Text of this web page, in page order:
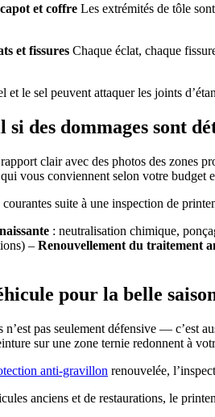
et coffre Les extrémités de tôle
et fissures Chaque éclat, chaque
et le sel peuvent attaquer les joints
si des dommages sont
clair avec des photos des zones
vous conviennent selon votre budget
suite à une inspection de
: neutralisation chimique,
– Renouvellement du traitement
pour la belle
n’est pas seulement défensive — c’est
sur une zone ternie redonnent à
anti-gravillon renouvelée,
anciens et de restaurations, le